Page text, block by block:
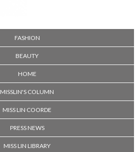
FASHION
BEAUTY
HOME
MISSLIN'S COLUMN
MISS LIN COORDE
PRESS NEWS
MISS LIN LIBRARY